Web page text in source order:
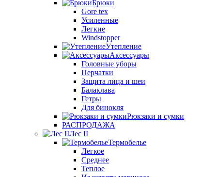
Брюки
Gore tex
Усиленные
Легкие
Windstopper
Утепление
Аксессуары
Головные уборы
Перчатки
Защита лица и шеи
Балаклава
Гетры
Для бинокля
Рюкзаки и сумки
РАСПРОДАЖА
Лес II
Термобелье
Легкое
Среднее
Теплое